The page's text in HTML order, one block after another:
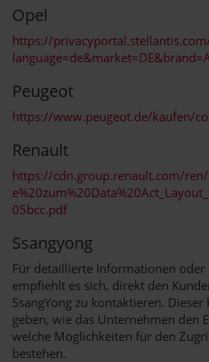
Opel
https://
Peugeot
https://www.peugeot.de/kaufen/
Renault
https://cdn.group.renault.com/
05bcc.pdf
Ssangyong
Für detaillierte Informationen oder
empfiehlt es sich, direkt den
SsangYong zu kontaktieren.
geben, wie das Unternehmen den
welche Möglichkeiten für den
bestehen.